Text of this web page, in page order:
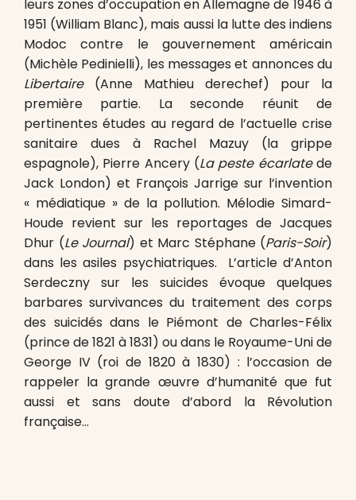
leurs zones d’occupation en Allemagne de 1946 à
1951 (William Blanc), mais aussi la lutte des indiens
Modoc contre le gouvernement américain
(Michèle Pedinielli), les messages et annonces du
Libertaire (Anne Mathieu derechef) pour la
première partie. La seconde réunit de
pertinentes études au regard de l’actuelle crise
sanitaire dues à Rachel Mazuy (la grippe
espagnole), Pierre Ancery (La peste écarlatede
Jack London) et François Jarrige sur l’invention
« médiatique » de la pollution. Mélodie Simard-
Houde revient sur les reportages de Jacques
Dhur (Le Journal) et Marc Stéphane (Paris-Soir)
dans les asiles psychiatriques. L’article d’Anton
Serdeczny sur les suicides évoque quelques
barbares survivances du traitement des corps
des suicidés dans le Piémont de Charles-Félix
(prince de 1821 à 1831) ou dans le Royaume-Uni de
George IV (roi de 1820 à 1830) : l’occasion de
rappeler la grande œuvre d’humanité que fut
aussi et sans doute d’abord la Révolution
française…